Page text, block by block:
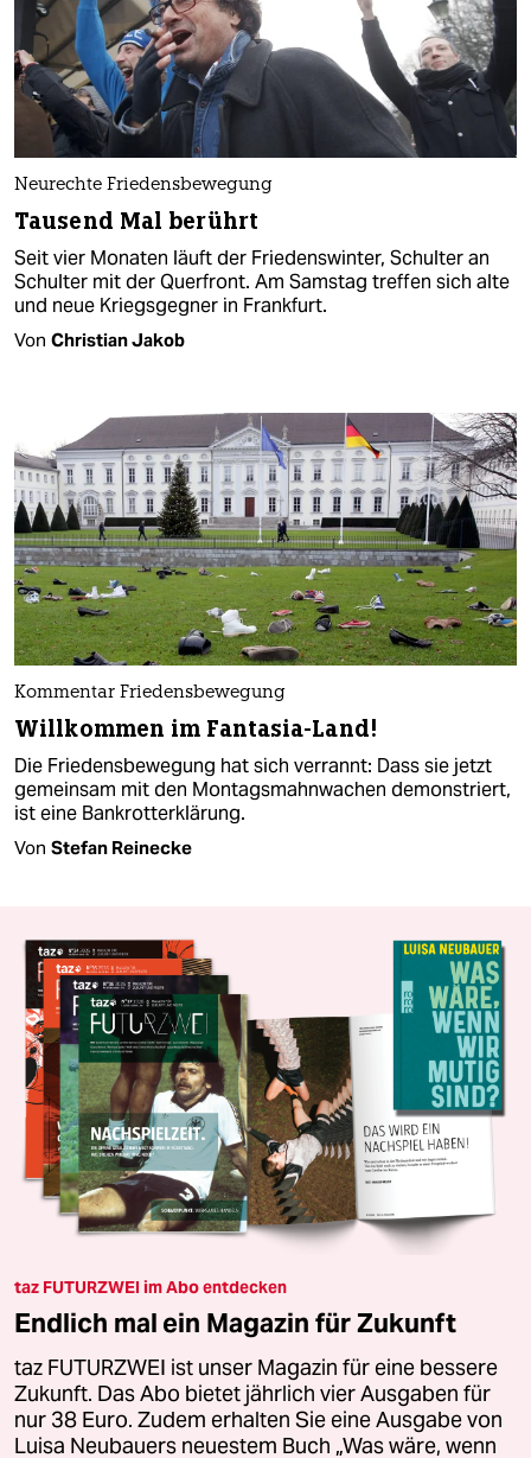
Neurechte Friedensbewegung
Tausend Mal berührt
Seit vier Monaten läuft der Friedenswinter, Schulter an
Schulter mit der Querfront. Am Samstag treffen sich alte
und neue Kriegsgegner in Frankfurt.
Von Christian Jakob
Kommentar Friedensbewegung
Willkommen im Fantasia-Land!
Die Friedensbewegung hat sich verrannt: Dass sie jetzt
gemeinsam mit den Montagsmahnwachen demonstriert,
ist eine Bankrotterklärung.
Von Stefan Reinecke
taz FUTURZWEI im Abo entdecken
Endlich mal ein Magazin für Zukunft
taz FUTURZWEI ist unser Magazin für eine bessere
Zukunft. Das Abo bietet jährlich vier Ausgaben für
nur 38 Euro. Zudem erhalten Sie eine Ausgabe von
Luisa Neubauers neuestem Buch „Was wäre, wenn